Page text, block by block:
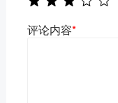
评论内容*